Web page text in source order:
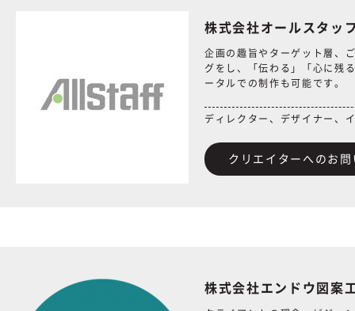
株式会社オールスタッ
企画の趣旨やターゲット層、
グをし、「伝わる」「心に残
ータルでの制作も可能です。
ディレクター、デザイナー、
クリエイターへのお
株式会社エンドウ図案